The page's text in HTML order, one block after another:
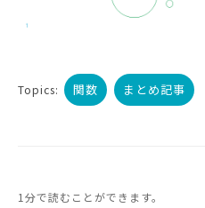
Topics: 関数 まとめ記事
1分で読むことができます。